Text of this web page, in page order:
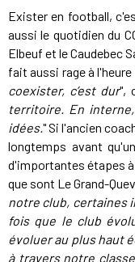
Exister en football,
aussi le quotidien du
Elbeuf et le Caudebec
fait aussi rage à
coexister, c’est dur",
territoire. En
idées." Si l'ancien
longtemps avant
d'importantes étapes
que sont Le Grand-
notre club, certaines
fois que le club
évoluer au plus haut
à travers notre